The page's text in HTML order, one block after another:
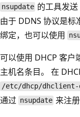
nsupdate 的工具发送
由于 DDNS 协议是标
绑定，也可以使用
可以使用 DHCP 客户
主机名条目。 在
/etc/dhcp/
通过 nsupdate 来注